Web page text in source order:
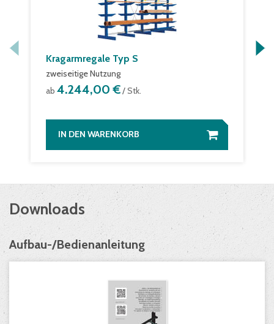
Kragarmregale Typ S
zweiseitige Nutzung
ab 4.244,00 €/ Stk.
IN DEN WARENKORB
Downloads
Aufbau-/Bedienanleitung